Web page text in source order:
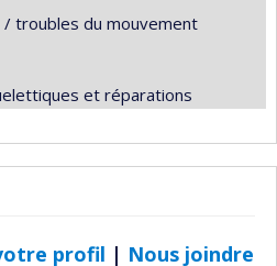
troubles du mouvement
et réparations
profil | Nous joindre